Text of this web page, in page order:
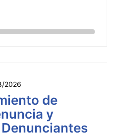
2026
de
y